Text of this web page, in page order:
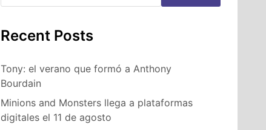
Recent Posts
Tony: el verano que formó a Anthony
Bourdain
Minions and Monsters llega a plataformas
digitales el 11 de agosto